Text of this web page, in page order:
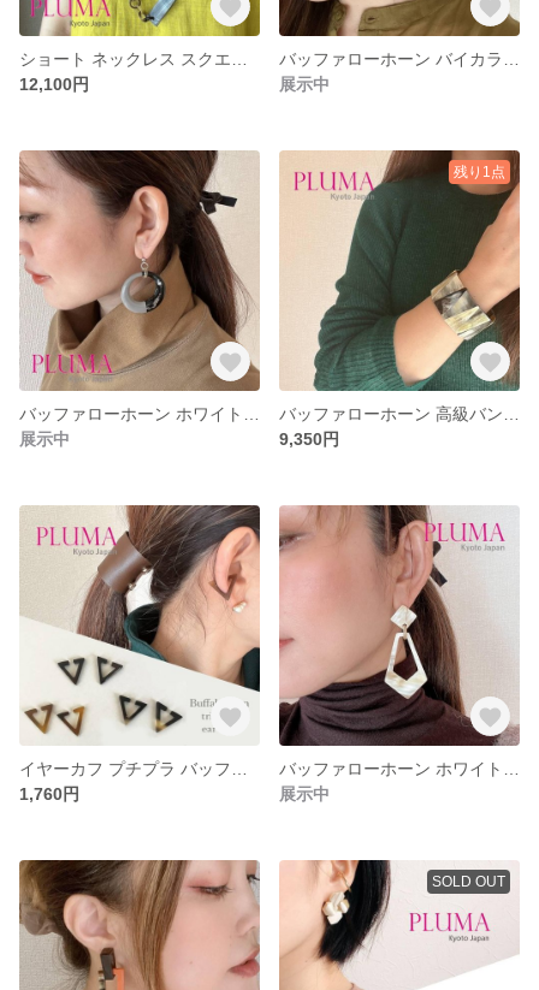
12,100円
展示中
展示中
残り1点
9,350円
1,760円
展示中
SOLD OUT